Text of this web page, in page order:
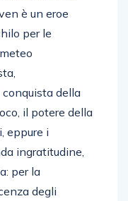
è un eroe
per le
della
il potere della
eppure i
ingratitudine,
per la
degli